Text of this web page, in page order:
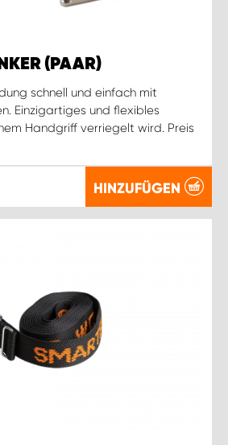
(PAAR)
schnell und einfach mit
Einzigartiges und flexibles
Handgriff verriegelt wird. Preis
HINZUFÜGEN